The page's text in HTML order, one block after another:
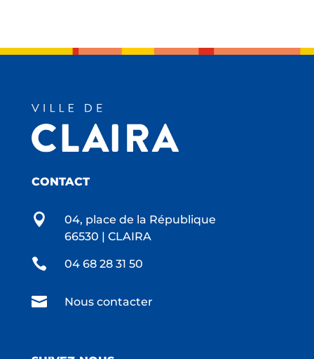
CONTACT

04, place de la République
66530 | CLAIRA
 04 68 28 31 50
 Nous contacter